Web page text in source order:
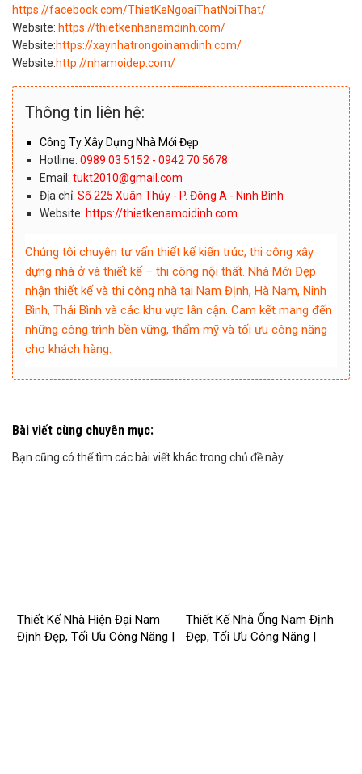
https://facebook.com/ThietKeNgoaiThatNoiThat/
Website: https://thietkenhanamdinh.com/
Website:https://xaynhatrongoinamdinh.com/
Website:http://nhamoidep.com/
Thông tin liên hệ:
Công Ty Xây Dựng Nhà Mới Đẹp
Hotline: 0989 03 5152 - 0942 70 5678
Email: tukt2010@gmail.com
Địa chỉ: Số 225 Xuân Thủy - P. Đông A - Ninh Bình
Website: https://thietkenamoidinh.com
Chúng tôi chuyên tư vấn thiết kế kiến trúc, thi công xây
dựng nhà ở và thiết kế – thi công nội thất. Nhà Mới Đẹp
nhận thiết kế và thi công nhà tại Nam Định, Hà Nam, Ninh
Bình, Thái Bình và các khu vực lân cận. Cam kết mang đến
những công trình bền vững, thẩm mỹ và tối ưu công năng
cho khách hàng.
Bài viết cùng chuyên mục:
Bạn cũng có thể tìm các bài viết khác trong chủ đề này
Thiết Kế Nhà Hiện Đại Nam
Định Đẹp, Tối Ưu Công Năng |
Thiết Kế Nhà Ống Nam Định
Đẹp, Tối Ưu Công Năng |